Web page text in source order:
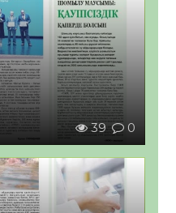
39 0